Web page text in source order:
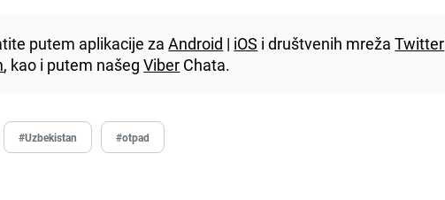
putem aplikacije zaAndroid | iOS i društvenih mrežaTwitter
, kao i putem našegViber Chata.
#Uzbekistan #otpad